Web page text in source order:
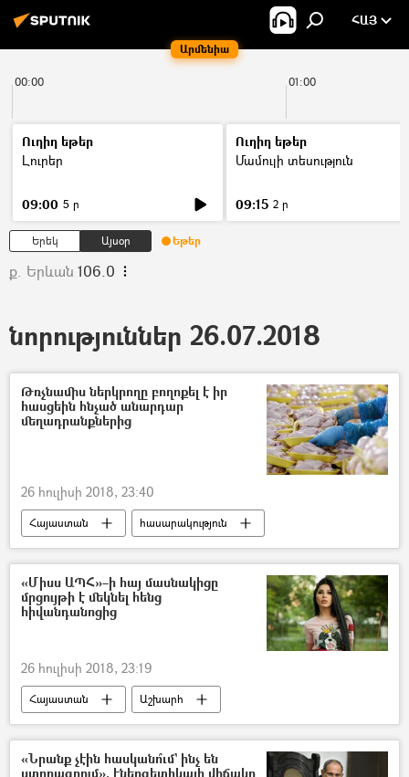
Արմենիա
ՀԱՅ
00:00 01:00
Ուղիղ եթեր
Լուրեր
09:00 5 ր
Ուղիղ եթեր
Մամուլի տեսություն
09:15 2 ր
Երեկ Այսօր Եթեր
ք. Երևան 106.0
նորություններ 26.07.2018
Թռչնամիս ներկրողը բողոքել է իր
հասցեին հնչած անարդար
մեղադրանքներից
26 հուլիսի 2018, 23:40
Հայաստան
հասարակություն
Տնտեսություն
«Միսս ԱՊՀ»–ի հայ մասնակիցը
մրցույթի է մեկնել հենց
հիվանդանոցից
26 հուլիսի 2018, 23:19
Հայաստան
Աշխարհ
հասարակություն
«Նրանք չէին հասկանո՞ւմ` ինչ են
ստորագրում». էներգետիկայի վիճակը